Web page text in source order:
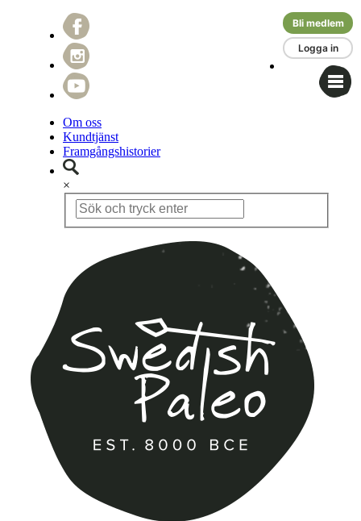
Om oss
Kundtjänst
Framgångshistorier
×
Bli medlem
Logga in